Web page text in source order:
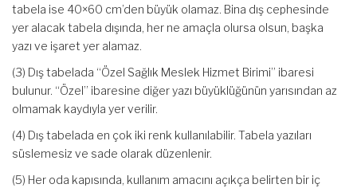
tabela ise 40×60 cm’den büyük olamaz. Bina dış cephesinde
yer alacak tabela dışında, her ne amaçla olursa olsun, başka
yazı ve işaret yer alamaz.
(3) Dış tabelada “Özel Sağlık Meslek Hizmet Birimi” ibaresi
bulunur. “Özel” ibaresine diğer yazı büyüklüğünün yarısından az
olmamak kaydıyla yer verilir.
(4) Dış tabelada en çok iki renk kullanılabilir. Tabela yazıları
süslemesiz ve sade olarak düzenlenir.
(5) Her oda kapısında, kullanım amacını açıkça belirten bir iç